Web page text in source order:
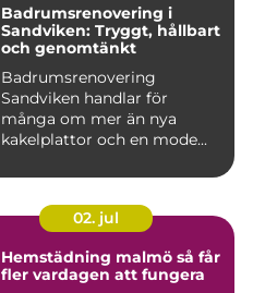
Badrumsrenovering i
Sandviken: Tryggt, hållbart
och genomtänkt
Badrumsrenovering
Sandviken handlar för
många om mer än nya
kakelplattor och en mode...
02. jul
Hemstädning malmö så får
fler vardagen att fungera